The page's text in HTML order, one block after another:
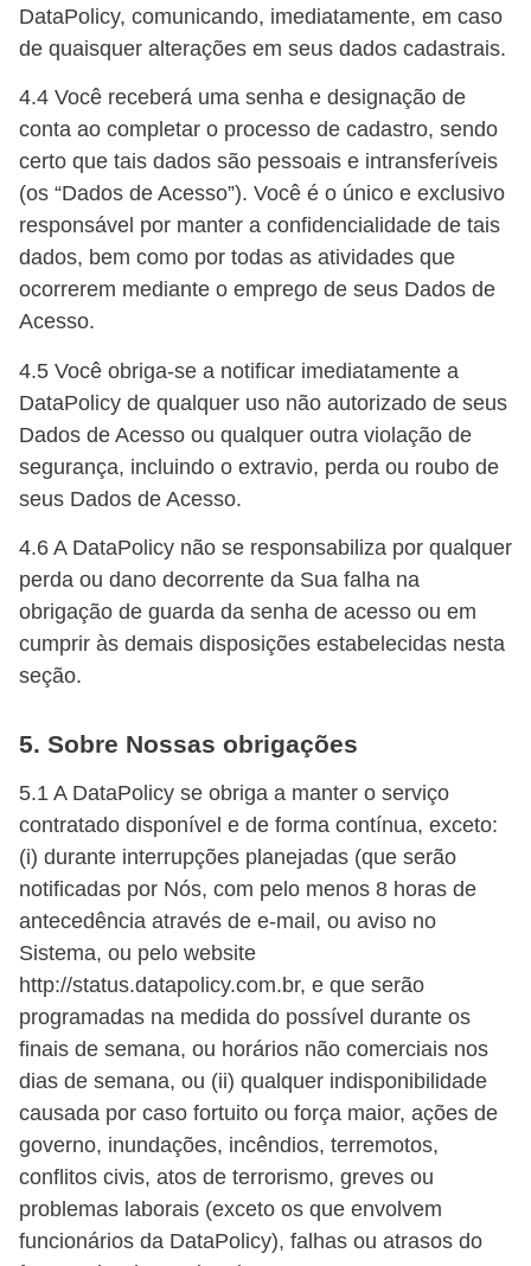
DataPolicy, comunicando, imediatamente, em caso
de quaisquer alterações em seus dados cadastrais.
4.4 Você receberá uma senha e designação de
conta ao completar o processo de cadastro, sendo
certo que tais dados são pessoais e intransferíveis
(os “Dados de Acesso”). Você é o único e exclusivo
responsável por manter a confidencialidade de tais
dados, bem como por todas as atividades que
ocorrerem mediante o emprego de seus Dados de
Acesso.
4.5 Você obriga-se a notificar imediatamente a
DataPolicy de qualquer uso não autorizado de seus
Dados de Acesso ou qualquer outra violação de
segurança, incluindo o extravio, perda ou roubo de
seus Dados de Acesso.
4.6 A DataPolicy não se responsabiliza por qualquer
perda ou dano decorrente da Sua falha na
obrigação de guarda da senha de acesso ou em
cumprir às demais disposições estabelecidas nesta
seção.
5. Sobre Nossas obrigações
5.1 A DataPolicy se obriga a manter o serviço
contratado disponível e de forma contínua, exceto:
(i) durante interrupções planejadas (que serão
notificadas por Nós, com pelo menos 8 horas de
antecedência através de e-mail, ou aviso no
Sistema, ou pelo website
http://status.datapolicy.com.br, e que serão
programadas na medida do possível durante os
finais de semana, ou horários não comerciais nos
dias de semana, ou (ii) qualquer indisponibilidade
causada por caso fortuito ou força maior, ações de
governo, inundações, incêndios, terremotos,
conflitos civis, atos de terrorismo, greves ou
problemas laborais (exceto os que envolvem
funcionários da DataPolicy), falhas ou atrasos do